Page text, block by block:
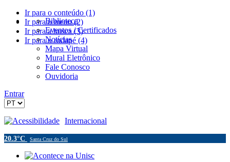
Ir para o conteúdo (1)
Ir para o menu (2)
Ir para a busca (3)
Ir para o rodapé (4)
Biblioteca
Eventos / Certificados
Notícias
Mapa Virtual
Mural Eletrônico
Fale Conosco
Ouvidoria
Entrar
Acessibilidade Internacional
20.3°C Santa Cruz do Sul